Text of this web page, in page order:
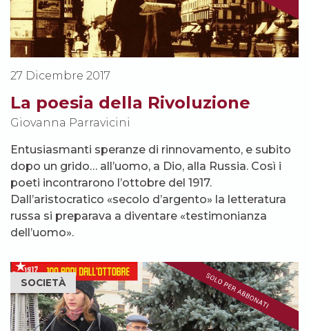
27 Dicembre 2017
La poesia della Rivoluzione
Giovanna Parravicini
Entusiasmanti speranze di rinnovamento, e subito
dopo un grido… all’uomo, a Dio, alla Russia. Così i
poeti incontrarono l’ottobre del 1917.
Dall’aristocratico «secolo d’argento» la letteratura
russa si preparava a diventare «testimonianza
dell’uomo».
SOCIETÀ